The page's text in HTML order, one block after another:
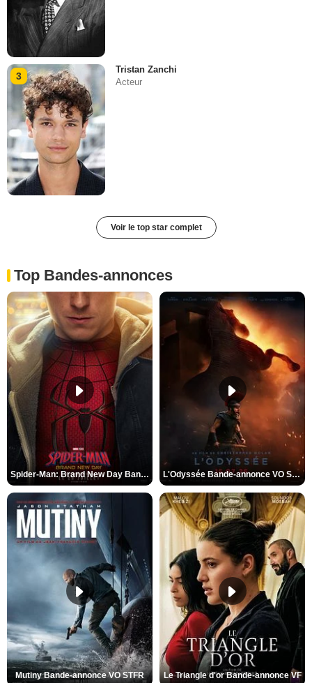
3
Tristan Zanchi
Acteur
Voir le top star complet
Top Bandes-annonces
Spider-Man: Brand New Day Bande-annonce VO STFR L'Odyssée Bande-annonce VO STFR
Mutiny Bande-annonce VO STFR Le Triangle d'or Bande-annonce VF